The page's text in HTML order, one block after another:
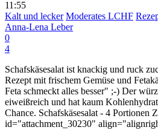
11:55
Kalt und lecker Moderates LCHF
Anna-Lena Leber
0
4
Schafskäsesalat ist knackig und ruck
Rezept mit frischem Gemüse und
Feta schmeckt alles besser" ;-) Der
eiweißreich und hat kaum
Chance. Schafskäsesalat - 4 Portionen
id="attachment_30230"